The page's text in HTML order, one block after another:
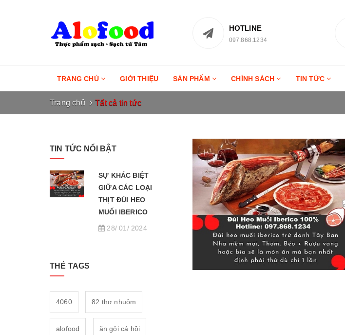
HOTLINE
097.868.1234
TRANG CHỦ GIỚI THIỆU SẢN PHẨM CHÍNH SÁCH TIN TỨC
Trang chủ Tất cả tin tức
TIN TỨC NỔI BẬT
SỰ KHÁC BIỆT
GIỮA CÁC LOẠI
THỊT ĐÙI HEO
MUỐI IBERICO
28/ 01/ 2024
THẺ TAGS
4060 82 thợ nhuộm
alofood ăn gỏi cá hồi